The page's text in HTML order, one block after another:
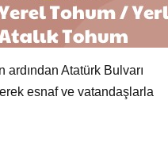
Atatürk Bulvarı
esnaf ve vatandaşlarla